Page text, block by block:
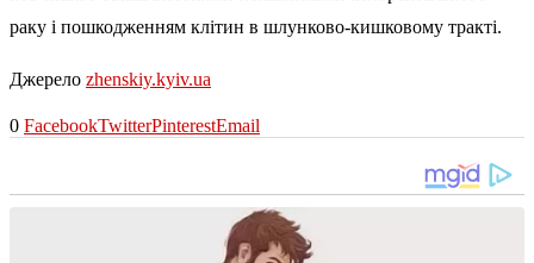
раку і пошкодженням клітин в шлунково-кишковому тракті.
Джерело zhenskiy.kyiv.ua
0 FacebookTwitterPinterestEmail